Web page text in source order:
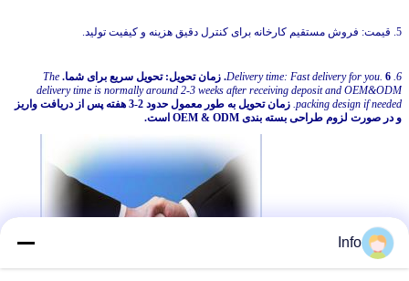
5. قیمت: فروش مستقیم کارخانه برای کنترل دقیق هزینه و کیفیت تولید.
6. Delivery time: Fast delivery for you. 6. زمان تحویل: تحویل سریع برای شما.
The
delivery time is normally around 2-3 weeks after receiving deposit and OEM&ODM
packing design if needed.
زمان تحویل به طور معمول حدود 2-3 هفته پس از دریافت واریز
و در صورت لزوم طراحی بسته بندی OEM & ODM است.
Info